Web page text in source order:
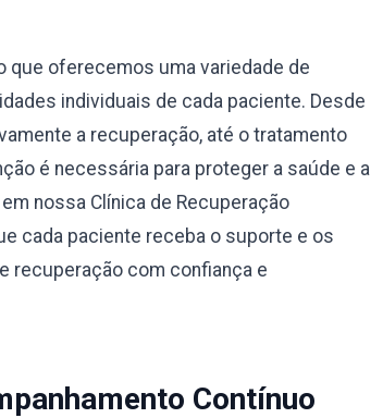
que oferecemos uma variedade de
individuais de cada paciente. Desde
a recuperação, até o tratamento
é necessária para proteger a saúde e a
nossa Clínica de Recuperação
cada paciente receba o suporte e os
recuperação com confiança e
Contínuo